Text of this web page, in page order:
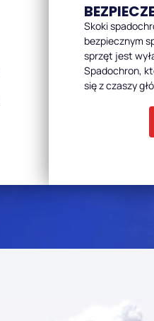
Skoki
bezpiecznym
sprzęt jest
Spadochron,
się z czaszy